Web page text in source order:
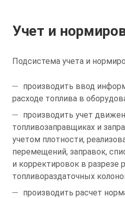
Учет и
Подсистема учета и
производить ввод
расходе топлива в
производить учет
топливозаправщиках и
учетом плотности,
перемещений, заправок,
и корректировок в разрезе
топливораздаточных
производить расчет